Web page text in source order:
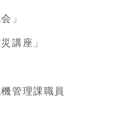
」
講座」
管理課職員